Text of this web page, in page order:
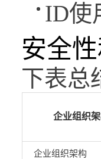
ID使
安全
下表总
企业组织
企业组织架构